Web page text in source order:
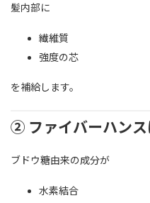
髪内部に
繊維質
強度の芯
を補給します。
② ファイバーハンス
ブドウ糖由来の成分が
水素結合